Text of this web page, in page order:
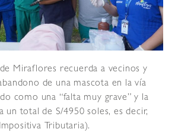
Miraflores recuerda a vecinos y
de una mascota en la vía
como una “falta muy grave” y la
un total de S/4950 soles, es decir,
Tributaria).